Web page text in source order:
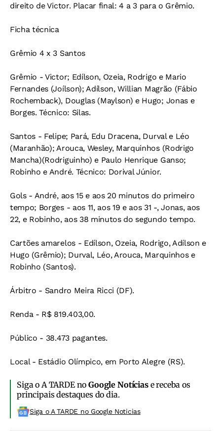
direito de Victor. Placar final: 4 a 3 para o Grêmio.
Ficha técnica
Grêmio 4 x 3 Santos
Grêmio - Victor; Edílson, Ozeia, Rodrigo e Mario
Fernandes (Joílson); Adílson, Willian Magrão (Fábio
Rochemback), Douglas (Maylson) e Hugo; Jonas e
Borges. Técnico: Silas.
Santos - Felipe; Pará, Edu Dracena, Durval e Léo
(Maranhão); Arouca, Wesley, Marquinhos (Rodrigo
Mancha)(Rodriguinho) e Paulo Henrique Ganso;
Robinho e André. Técnico: Dorival Júnior.
Gols - André, aos 15 e aos 20 minutos do primeiro
tempo; Borges - aos 11, aos 19 e aos 31 -, Jonas, aos
22, e Robinho, aos 38 minutos do segundo tempo.
Cartões amarelos - Edílson, Ozeia, Rodrigo, Adílson e
Hugo (Grêmio); Durval, Léo, Arouca, Marquinhos e
Robinho (Santos).
Árbitro - Sandro Meira Ricci (DF).
Renda - R$ 819.403,00.
Público - 38.473 pagantes.
Local - Estádio Olímpico, em Porto Alegre (RS).
Siga o A TARDE noGoogle Notíciase receba os
principais destaques do dia.
Siga o A TARDE no Google Noticias